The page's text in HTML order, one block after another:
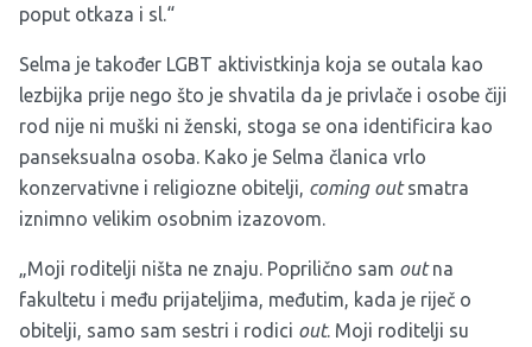
poput otkaza i sl.“
Selma je također LGBT aktivistkinja koja se outala kao
lezbijka prije nego što je shvatila da je privlače i osobe čiji
rod nije ni muški ni ženski, stoga se ona identificira kao
panseksualna osoba. Kako je Selma članica vrlo
konzervativne i religiozne obitelji, coming outsmatra
iznimno velikim osobnim izazovom.
„Moji roditelji ništa ne znaju. Poprilično sam outna
fakultetu i među prijateljima, međutim, kada je riječ o
obitelji, samo sam sestri i rodici out. Moji roditelji su